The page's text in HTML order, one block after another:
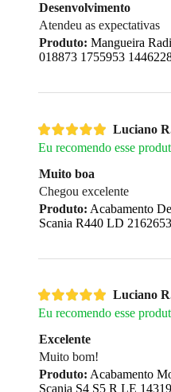
Desenvolvimento
Atendeu as expectativas
Produto: Mangueira
018873 1755953
Luciano
Eu recomendo esse
Muito boa
Chegou excelente
Produto: Acabamento
Scania R440 LD
Luciano
Eu recomendo esse
Excelente
Muito bom!
Produto: Acabamento
Scania S4 S5 R LE